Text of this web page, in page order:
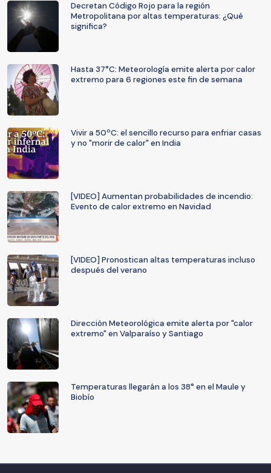
Decretan Código Rojo para la región
Metropolitana por altas temperaturas: ¿Qué
significa?
Hasta 37°C: Meteorología emite alerta por calor
extremo para 6 regiones este fin de semana
Vivir a 50ºC: el sencillo recurso para enfriar casas
y no "morir de calor" en India
[VIDEO] Aumentan probabilidades de incendio:
Evento de calor extremo en Navidad
[VIDEO] Pronostican altas temperaturas incluso
después del verano
Dirección Meteorológica emite alerta por "calor
extremo" en Valparaíso y Santiago
Temperaturas llegarán a los 38° en el Maule y
Biobío